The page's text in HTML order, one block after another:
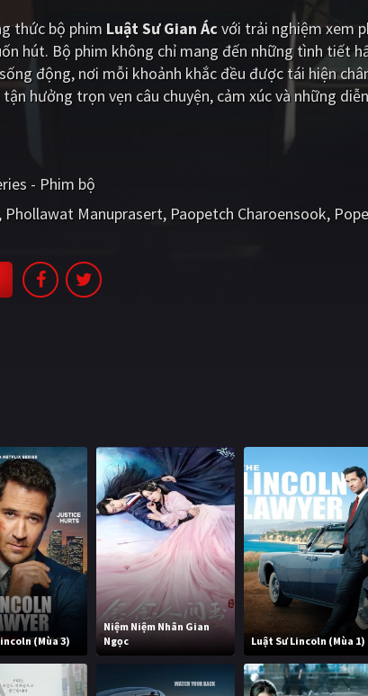
thức bộ phim Luật Sư Gian Ácvới trải nghiệm xem
hút. Bộ phim không chỉ mang đến những tình tiết
động, nơi mỗi khoảnh khắc đều được tái hiện
hưởng trọn vẹn câu chuyện, cảm xúc và những
- Phim bộ
Phollawat Manuprasert Paopetch Charoensook
(Mùa 3)
Niệm Niệm Nhân Gian
Ngọc
Luật Sư Lincoln (Mùa 1)